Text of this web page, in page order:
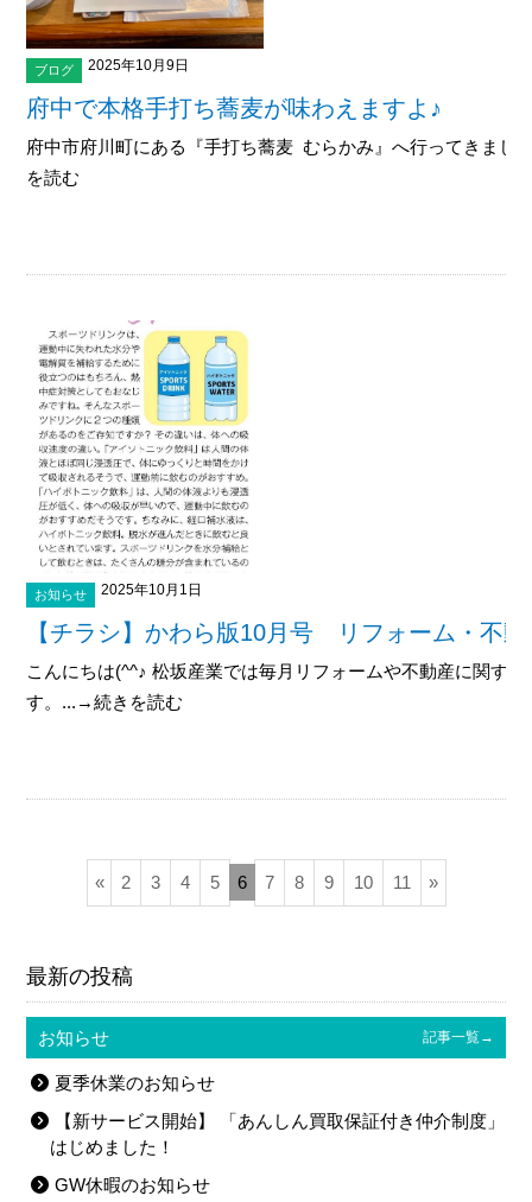
ブログ 2025年10月9日
府中で本格手打ち蕎麦が味わえますよ♪
府中市府川町にある『手打ち蕎麦 むらかみ』へ行ってきまし
を読む
お知らせ 2025年10月1日
【チラシ】かわら版10月号 リフォーム・不
こんにちは(^^♪ 松坂産業では毎月リフォームや不動産に関す
す。...→続きを読む
« 2 3 4 5 6 7 8 9 10 11 »
最新の投稿
お知らせ 記事一覧→
夏季休業のお知らせ
【新サービス開始】 「あんしん買取保証付き仲介制度」
はじめました！
GW休暇のお知らせ